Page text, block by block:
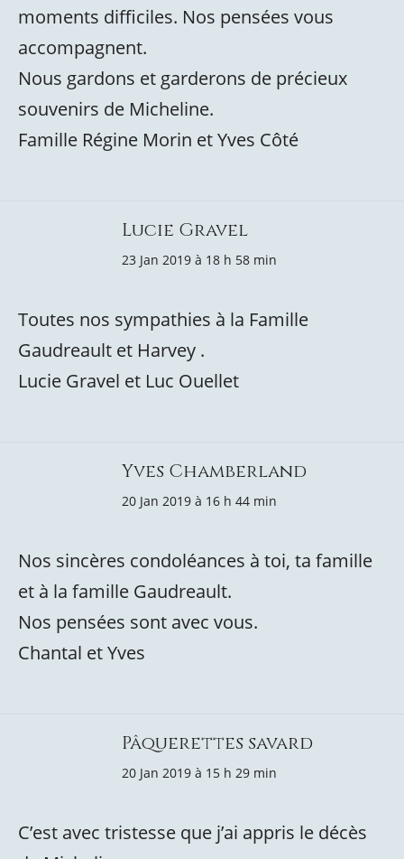
moments difficiles. Nos pensées vous
accompagnent.
Nous gardons et garderons de précieux
souvenirs de Micheline.
Famille Régine Morin et Yves Côté
Lucie Gravel
23 Jan 2019 à 18 h 58 min
Toutes nos sympathies à la Famille
Gaudreault et Harvey .
Lucie Gravel et Luc Ouellet
Yves Chamberland
20 Jan 2019 à 16 h 44 min
Nos sincères condoléances à toi, ta famille
et à la famille Gaudreault.
Nos pensées sont avec vous.
Chantal et Yves
Pâquerettes savard
20 Jan 2019 à 15 h 29 min
C’est avec tristesse que j’ai appris le décès